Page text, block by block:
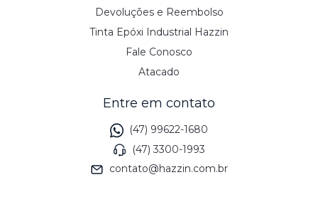
Devoluções e Reembolso
Tinta Epóxi Industrial Hazzin
Fale Conosco
Atacado
Entre em contato
(47) 99622-1680
(47) 3300-1993
contato@hazzin.com.br